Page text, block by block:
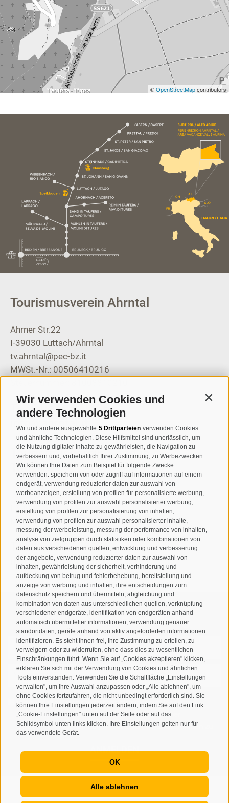
Wir verwenden Cookies und
andere Technologien
Wir und andere ausgewählte 5 Drittparteien verwenden Cookies
und ähnliche Technologien. Diese Hilfsmittel sind unerlässlich, um
die Nutzung digitaler Inhalte zu gewährleisten, die Navigation zu
verbessern und, vorbehaltlich Ihrer Zustimmung, zu Werbezwecken.
Wir können Ihre Daten zum Beispiel für folgende Zwecke
verwenden: speichern von oder zugriff auf informationen auf einem
endgerät, verwendung reduzierter daten zur auswahl von
werbeanzeigen, erstellung von profilen für personalisierte werbung,
verwendung von profilen zur auswahl personalisierter werbung,
erstellung von profilen zur personalisierung von inhalten,
verwendung von profilen zur auswahl personalisierter inhalte,
messung der werbeleistung, messung der performance von inhalten,
analyse von zielgruppen durch statistiken oder kombinationen von
daten aus verschiedenen quellen, entwicklung und verbesserung
der angebote, verwendung reduzierter daten zur auswahl von
inhalten, gewährleistung der sicherheit, verhinderung und
aufdeckung von betrug und fehlerbehebung, bereitstellung und
anzeige von werbung und inhalten, ihre entscheidungen zum
datenschutz speichern und übermitteln, abgleichung und
kombination von daten aus unterschiedlichen quellen, verknüpfung
verschiedener endgeräte, identifikation von endgeräten anhand
automatisch übermittelter informationen, verwendung genauer
standortdaten, geräte anhand von aktiv angeforderten informationen
identifizieren. Es steht Ihnen frei, Ihre Zustimmung zu erteilen, zu
verweigern oder zu widerrufen, ohne dass dies zu wesentlichen
Einschränkungen führt. Wenn Sie auf „Cookies akzeptieren" klicken,
erklären Sie sich mit der Verwendung von Cookies und ähnlichen
Tools einverstanden. Verwenden Sie die Schaltfläche „Einstellungen
verwalten", um Ihre Auswahl anzupassen oder „Alle ablehnen", um
ohne Cookies fortzufahren, die nicht unbedingt erforderlich sind. Sie
können Ihre Einstellungen jederzeit ändern, indem Sie auf den Link
„Cookie-Einstellungen" unten auf der Seite oder auf das
Schildsymbol unten links klicken. Ihre Einstellungen gelten nur für
das verwendete Gerät.
OK
Alle ablehnen
©OpenStreetMapcontributors
Tourismusverein Ahrntal
Ahrner Str.22
I-39030 Luttach/Ahrntal
tv.ahrntal@pec-bz.it
MWSt.-Nr.: 00506410216
T+39 0474 671136
info@ahrntal.it
Tourismusverein Sand in
Taufers
Josef-Jungmann-Str. 8
I-39032 Sand in Taufers
MWSt.-Nr: 00518320213
T+39 0474 678076
info@taufers.com
Newsletteranmeldung
Ich habe dieDatenschutzbestimmungengelesen und
verstanden und stimme der Verarbeitung meiner
personenbezogenen Daten durch den Verantwortlichen zu
ANMELDEN